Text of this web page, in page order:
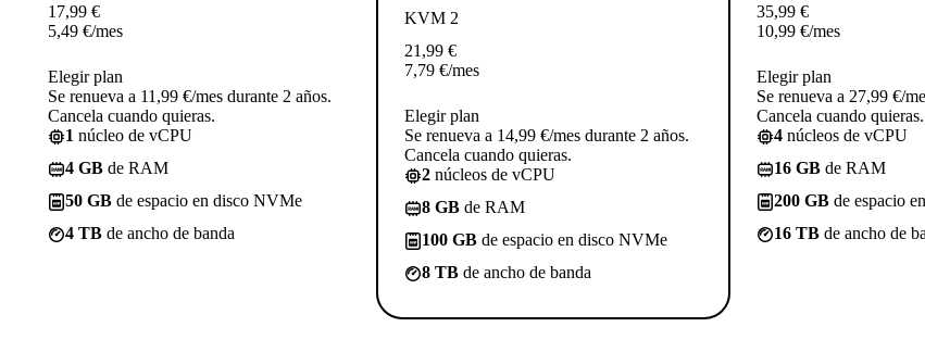
17,99 €
5,49 €/mes
Elegir plan
Se renueva a 11,99 €/mes durante 2 años.
Cancela cuando quieras.
1 núcleo de vCPU
4 GB de RAM
50 GB de espacio en disco NVMe
4 TB de ancho de banda
KVM 2
21,99 €
7,79 €/mes
Elegir plan
Se renueva a 14,99 €/mes durante 2 años.
Cancela cuando quieras.
2 núcleos de vCPU
8 GB de RAM
100 GB de espacio en disco NVMe
8 TB de ancho de banda
35,99 €
10,99 €/mes
Elegir plan
Se renueva a 27,99 €/
Cancela cuando quieras.
4 núcleos de vCPU
16 GB de RAM
200 GB de espacio
16 TB de ancho de